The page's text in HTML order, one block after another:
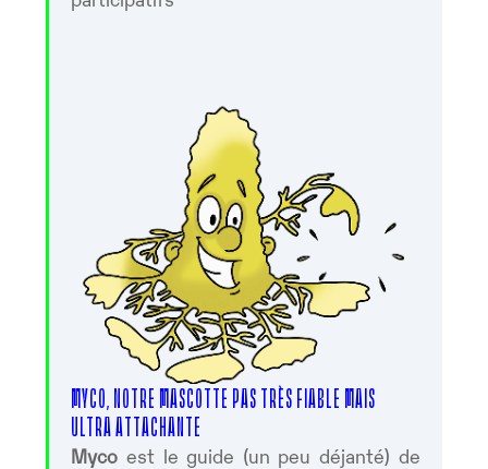
MYCO, NOTRE MASCOTTE PAS TRÈS FIABLE MAIS
ULTRA ATTACHANTE
Myco est le guide (un peu déjanté) de